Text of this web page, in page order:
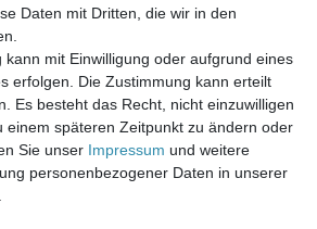
10
- 18.00 Uhr, Mittwoch Ruhetag,
Uhr, Freitag 8.00 - 14.00 Uhr
Daten mit Dritten, die wir in den
kann mit Einwilligung oder aufgrund eines
erfolgen. Die Zustimmung kann erteilt
Es besteht das Recht, nicht einzuwilligen
einem späteren Zeitpunkt zu ändern oder
Sie unser Impressum und weitere
personenbezogener Daten in unserer